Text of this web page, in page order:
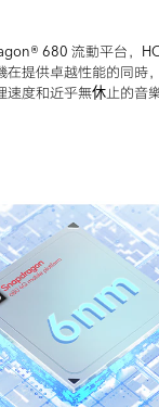
680 流動平台，
提供卓越性能的同時
度和近乎無休止的音